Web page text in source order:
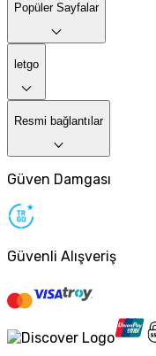
Popüler Sayfalar
letgo
Resmi bağlantılar
Güven Damgası
Güvenli Alışveriş